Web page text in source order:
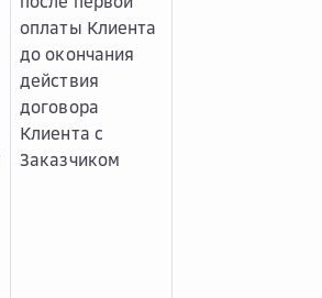
оплаты Клиента
до окончания
действия
договора
Клиента с
Заказчиком